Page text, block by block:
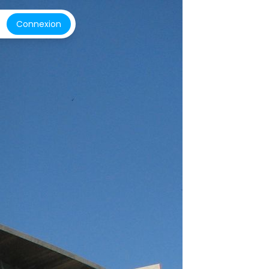
Connexion